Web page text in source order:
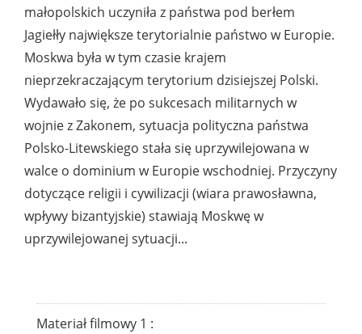
małopolskich uczyniła z państwa pod berłem
Jagiełły największe terytorialnie państwo w Europie.
Moskwa była w tym czasie krajem
nieprzekraczającym terytorium dzisiejszej Polski.
Wydawało się, że po sukcesach militarnych w
wojnie z Zakonem, sytuacja polityczna państwa
Polsko-Litewskiego stała się uprzywilejowana w
walce o dominium w Europie wschodniej. Przyczyny
dotyczące religii i cywilizacji (wiara prawosławna,
wpływy bizantyjskie) stawiają Moskwę w
uprzywilejowanej sytuacji...
Materiał filmowy 1 :